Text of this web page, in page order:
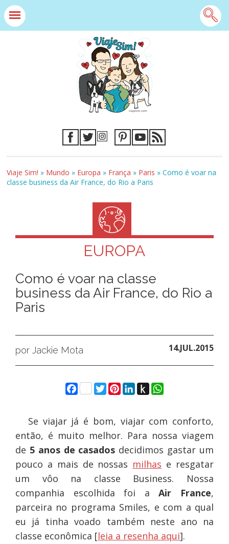
Viaje Sim! » Mundo » Europa » França » Paris »Como é voar na
classe business da Air France, do Rio a Paris
EUROPA
Como é voar na classe
business da Air France, do Rio a
Paris
por Jackie Mota 14.JUL.2015
Facebook
Twitter
Pinterest
LinkedIn
Push
to
WhatsApp
Se viajar já é bom, viajar com conforto,
então, é muito melhor. Para nossa viagem
de 5 anos de casados decidimos gastar um
pouco a mais de nossas milhas e resgatar
um vôo na classe Business. Nossa
companhia escolhida foi aAir France,
parceira no programa Smiles, e com a qual
eu já tinha voado também neste ano na
classe econômica [leia a resenha aqui].